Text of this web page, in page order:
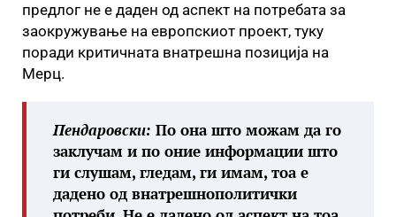
предлог не е даден од аспект на потребата за
заокружување на европскиот проект, туку
поради критичната внатрешна позиција на
Мерц.
Пендаровски: По она што можам да го
заклучам и по оние информации што
ги слушам, гледам, ги имам, тоа е
дадено од внатрешнополитички